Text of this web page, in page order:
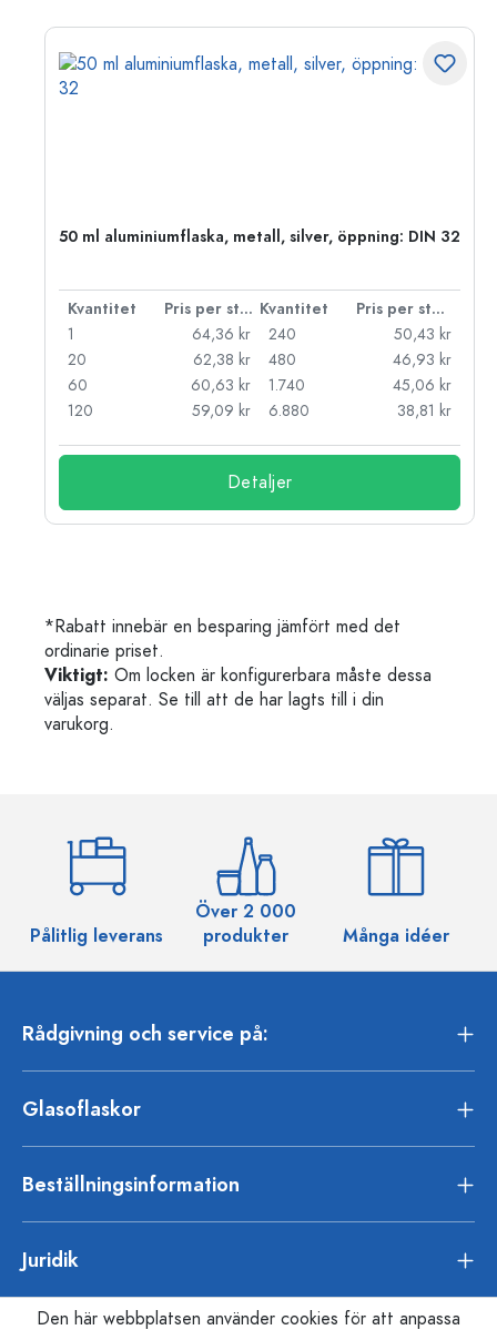
50 ml aluminiumflaska, metall, silver, öppning: DIN 32
Kvantitet Pris per styck Kvantitet
Pris per styck
1
64,36 kr
20
62,38 kr
60
60,63 kr
120
59,09 kr
240
50,43 kr
480
46,93 kr
1.740
45,06 kr
6.880
38,81 kr
Detaljer
*Rabatt innebär en besparing jämfört med det
ordinarie priset.
Viktigt: Om locken är konfigurerbara måste dessa
väljas separat. Se till att de har lagts till i din
varukorg.
Pålitlig leverans
Över 2 000
produkter
Många idéer
Rådgivning och service på:
Glasoflaskor
Beställningsinformation
Juridik
Den här webbplatsen använder cookies för att anpassa